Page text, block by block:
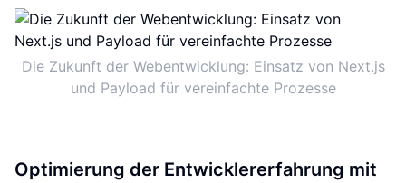
Die Zukunft der Webentwicklung: Einsatz von Next.js
und Payload für vereinfachte Prozesse
Optimierung der Entwicklererfahrung mit